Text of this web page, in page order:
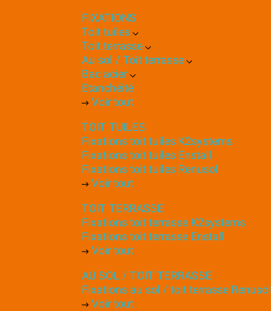
FIXATIONS
Toit tuiles
Toit terrasse
Au sol / Toit terrasse
Bac acier
Etanchéité
Voir tout
TOIT TUILES
Fixations toit tuiles K2systems
Fixations toit tuiles Enstall
Fixations toit tuiles Renusol
Voir tout
TOIT TERRASSE
Fixations toit terrasse K2systems
Fixations toit terrasse Enstall
Voir tout
AU SOL / TOIT TERRASSE
Fixations au sol / toit terrasse Renusol
Voir tout